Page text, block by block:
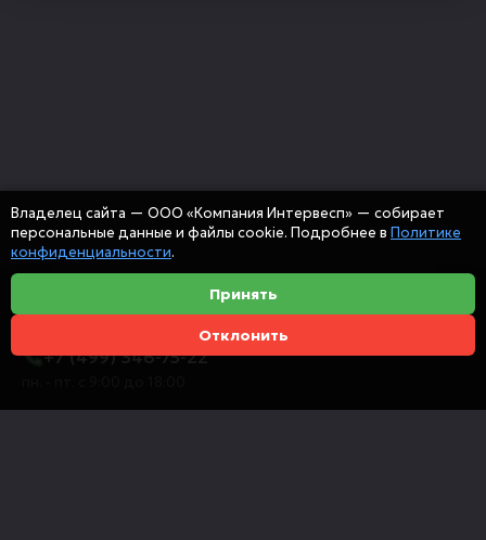
+7 (499) 346-75-22
Владелец сайта — ООО «Компания Интервесп» — собирает
персональные данные и файлы cookie. Подробнее в Политике
конфиденциальности.
Принять
Отклонить